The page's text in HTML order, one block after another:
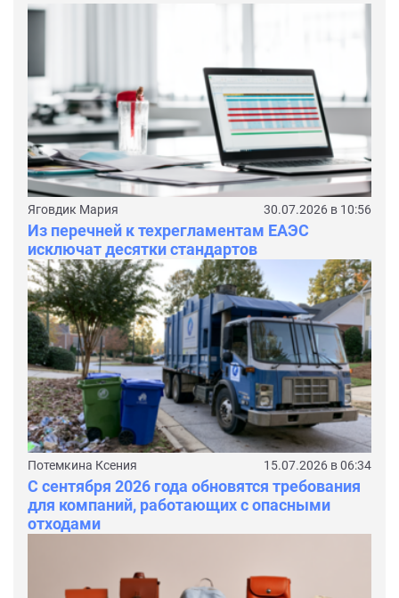
Яговдик Мария 30.07.2026 в 10:56
Из перечней к техрегламентам ЕАЭС
исключат десятки стандартов
Потемкина Ксения 15.07.2026 в 06:34
С сентября 2026 года обновятся требования
для компаний, работающих с опасными
отходами